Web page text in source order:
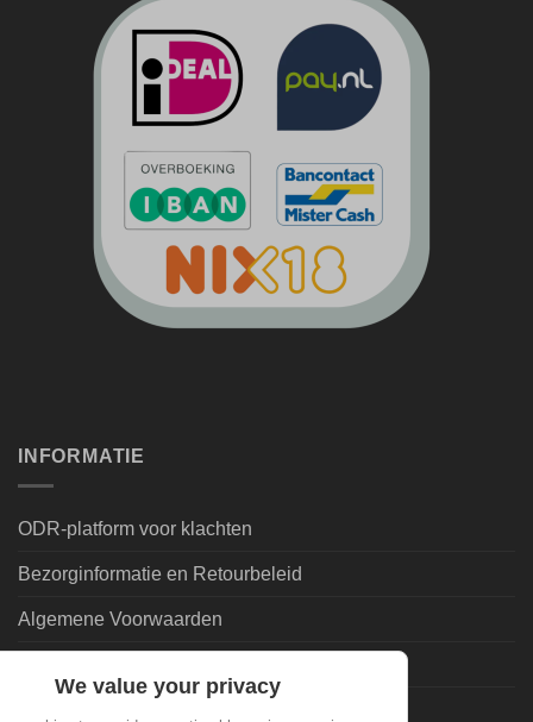
INFORMATIE
ODR-platform voor klachten
Bezorginformatie en Retourbeleid
Algemene Voorwaarden
We value your privacy